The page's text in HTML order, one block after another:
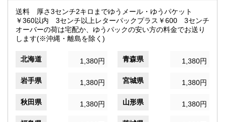
送料 厚さ3センチ2キロまでゆうメール・ゆうパケット
￥360以内 3センチ以上レターパックプラス￥600 3センチ
オーバーの荷は宅配か、ゆうパックの安い方の料金でお送り
します(※沖縄・離島を除く)
北海道 1,380円 青森県 1,380円
岩手県 1,380円 宮城県 1,380円
秋田県 1,380円 山形県 1,380円